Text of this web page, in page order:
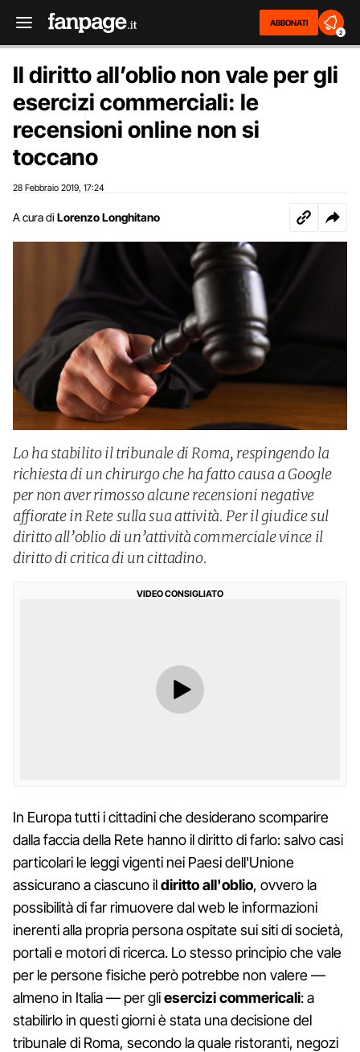
ABBONATI
2
Il diritto all’oblio non vale per gli
esercizi commerciali: le
recensioni online non si
toccano
28 Febbraio 2019 17:24
A cura di Lorenzo Longhitano
Lo ha stabilito il tribunale di Roma, respingendo la
richiesta di un chirurgo che ha fatto causa a Google
per non aver rimosso alcune recensioni negative
affiorate in Rete sulla sua attività. Per il giudice sul
diritto all’oblio di un’attività commerciale vince il
diritto di critica di un cittadino.
VIDEO CONSIGLIATO
In Europa tutti i cittadini che desiderano scomparire
dalla faccia della Rete hanno il diritto di farlo: salvo casi
particolari le leggi vigenti nei Paesi dell'Unione
assicurano a ciascuno ildiritto all'oblio, ovvero la
possibilità di far rimuovere dal web le informazioni
inerenti alla propria persona ospitate sui siti di società,
portali e motori di ricerca. Lo stesso principio che vale
per le persone fisiche però potrebbe non valere —
almeno in Italia — per gliesercizi commericali: a
stabilirlo in questi giorni è stata una decisione del
tribunale di Roma, secondo la quale ristoranti, negozi